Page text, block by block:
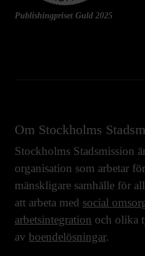
Publishingpriset Guld 2025
Om Stockholms
Stockholms Stadsmission
organisation som arbetar
mänskligare samhälle för
att arbeta med social
arbetsintegration och olika
av boendelösningar.